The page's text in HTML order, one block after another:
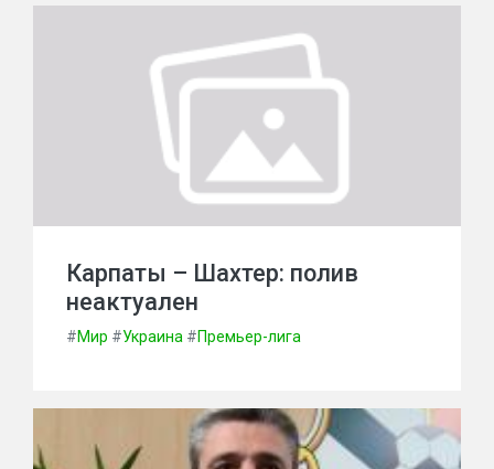
Карпаты – Шахтер: полив
неактуален
#Мир #Украина #Премьер-лига